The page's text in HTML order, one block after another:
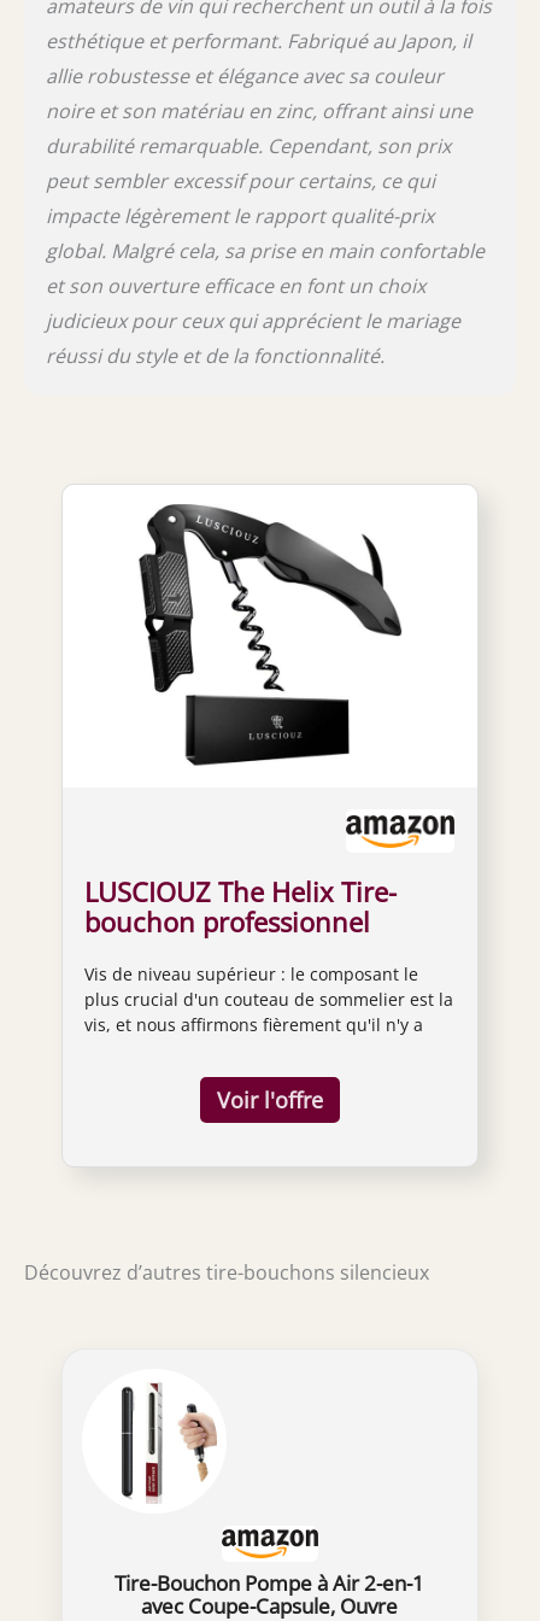
basée au Japon. Le fondateur, originaire de
Fukuoka, ouvre personnellement la voie sur
le front, développant des produits qui nous
font penser : « C'est vraiment génial ! » Nous
nous engageons à travailler dur chaque jour
pour contribuer au succès des entreprises
japonaises sur le marché japonais des
accessoires de vin. Merci pour votre soutien.
amateurs de vin qui recherchent un outil à la fois
esthétique et performant. Fabriqué au Japon, il
allie robustesse et élégance avec sa couleur
noire et son matériau en zinc, offrant ainsi une
durabilité remarquable. Cependant, son prix
peut sembler excessif pour certains, ce qui
impacte légèrement le rapport qualité-prix
global. Malgré cela, sa prise en main confortable
et son ouverture efficace en font un choix
judicieux pour ceux qui apprécient le mariage
réussi du style et de la fonctionnalité.
LUSCIOUZ The Helix Tire-
bouchon professionnel
de bière et coupe-capsule
Noir titane 101
Vis de niveau supérieur : le composant le
plus crucial d'un couteau de sommelier est la
vis, et nous affirmons fièrement qu'il n'y a
est si lisse qu'il ne produit même pas de
bruits de friction lors du retrait des
bouchons, ce qui en fait une vis silencieuse
pour les vins millésimés lors du débouchage
anciens et usés. Il brille vraiment lorsqu'il
s'agit de bouchons en liège vintage délicats
qui ont tendance à se casser. Une fois que
vous l'aurez expérimenté, vous ne voudrez
plus jamais utiliser un autre couteau de
sommelier. Double action conçue avec une
action en deux étapes pour la commodité des
utilisateurs de couteaux de sommelier
débutants et des professionnels. Avec deux
points de contact, vous pouvez rapidement
Découvrez d’autres tire-bouchons silencieux
Tire-Bouchon Pompe à Air 2-en-1
avec Coupe-Capsule, Ouvre